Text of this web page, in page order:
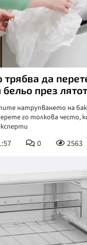
трябва да
бельо през
натрупването на
го толкова често,
0 2563